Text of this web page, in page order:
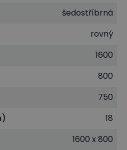
SQUARE jsou složeny
profilů 50 x 50 mm.
barvě dodávají
šedostříbrná
rovný
1600
800
750
18
1600 x 800